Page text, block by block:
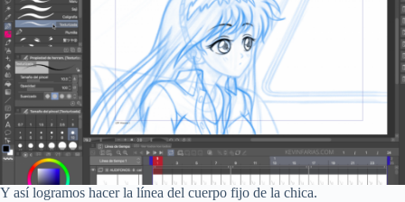
Y así logramos hacer la línea del cuerpo fijo de la chica.